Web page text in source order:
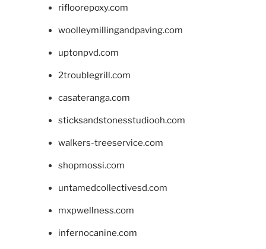
rifloorepoxy.com
woolleymillingandpaving.com
uptonpvd.com
2troublegrill.com
casateranga.com
sticksandstonesstudiooh.com
walkers-treeservice.com
shopmossi.com
untamedcollectivesd.com
mxpwellness.com
infernocanine.com